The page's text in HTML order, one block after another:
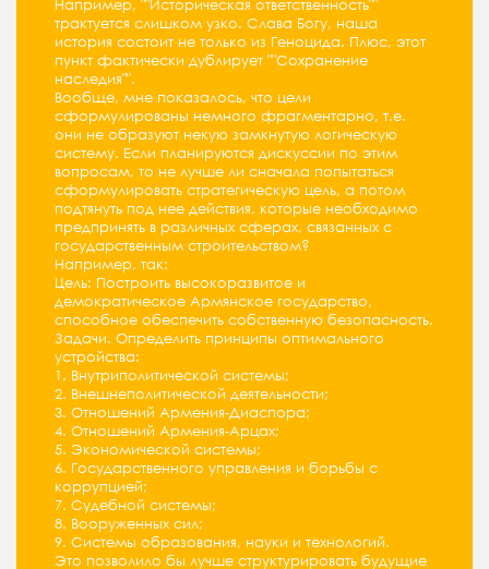
Например, ""Историческая ответственность""
трактуется слишком узко. Слава Богу, наша
история состоит не только из Геноцида. Плюс, этот
пункт фактически дублирует ""Сохранение
наследия"".
Вообще, мне показалось, что цели
сформулированы немного фрагментарно, т.е.
они не образуют некую замкнутую логическую
систему. Если планируются дискуссии по этим
вопросам, то не лучше ли сначала попытаться
сформулировать стратегическую цель, а потом
подтянуть под нее действия, которые необходимо
предпринять в различных сферах, связанных с
государственным строительством?
Например, так:
Цель: Построить высокоразвитое и
демократическое Армянское государство,
способное обеспечить собственную безопасность.
Задачи. Определить принципы оптимального
устройства:
1. Внутриполитической системы;
2. Внешнеполитической деятельности;
3. Отношений Армения-Диаспора;
4. Отношений Армения-Арцах;
5. Экономической системы;
6. Государственного управления и борьбы с
коррупцией;
7. Судебной системы;
8. Вооруженных сил;
9. Системы образования, науки и технологий.
Это позволило бы лучше структурировать будущие